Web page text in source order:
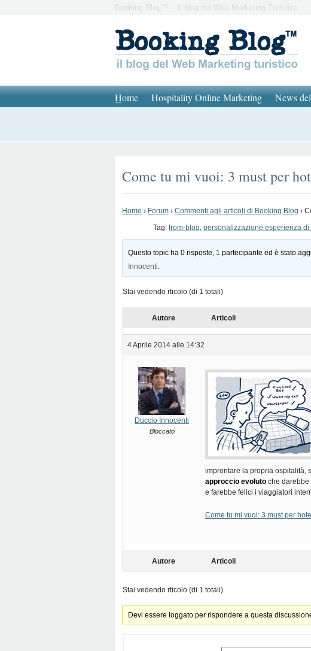
Booking Blog™ – Il blog del Web Marketing Turistico
Home Hospitality Online Marketing News
Come tu mi vuoi: 3 must per
Home › Forum › Commenti agli articoli di Booking Blog ›
Tag: from-blog, personalizzazione esperienza di
Questo topic ha 0 risposte, 1 partecipante ed è stato
Innocenti.
Stai vedendo rticolo (di 1 totali)
Autore Articoli
4 Aprile 2014 alle 14:32
Duccio Innocenti
Bloccato
improntare la propria ospitalità,
approccio evoluto che darebbe
e farebbe felici i viaggiatori
Come tu mi vuoi: 3 must per
Autore Articoli
Stai vedendo rticolo (di 1 totali)
Devi essere loggato per rispondere a questa